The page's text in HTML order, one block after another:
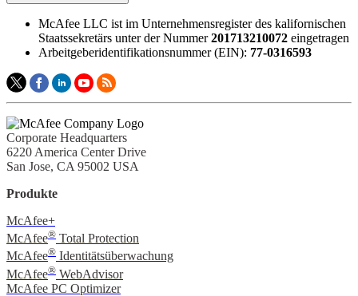
McAfee LLC ist im Unternehmensregister des kalifornischen
Staatssekretärs unter der Nummer201713210072 ​ eingetragen
Arbeitgeberidentifikationsnummer (EIN): 77-0316593
Corporate Headquarters
6220 America Center Drive
San Jose, CA 95002 USA
Produkte
McAfee+
McAfee® Total Protection
McAfee® Identitätsüberwachung
McAfee® WebAdvisor
McAfee PC Optimizer